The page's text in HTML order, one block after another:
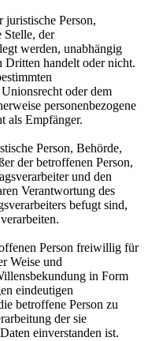
juristische Person,
Stelle, der
werden, unabhängig
Dritten handelt oder nicht.
oder dem
personenbezogene
als Empfänger.
Person, Behörde,
der betroffenen Person,
und den
Verantwortung des
befugt sind,
Person freiwillig für
Weise und
in Form
eindeutigen
betroffene Person zu
der sie
einverstanden ist.